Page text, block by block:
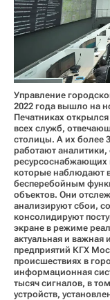
Управление
2022 года вышло на
Печатниках
всех служб,
столицы. А их более
работают аналитики,
ресурсоснабжающих
которые наблюдают
бесперебойным
объектов. Они
анализируют сбои,
консолидируют
экране в режиме
актуальная и
предприятий КГХ
происшествиях в
информационная
тысяч сигналов, в
устройств,